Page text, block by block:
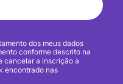
dos meus dados
conforme descrito na
cancelar a inscrição a
encontrado nas